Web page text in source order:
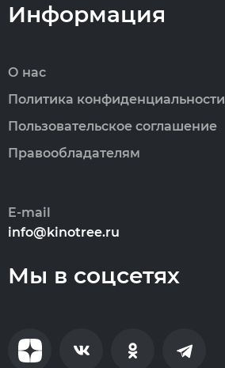
Информация
О нас
Политика конфиденциальности
Пользовательское соглашение
Правообладателям
E-mail
info@kinotree.ru
Мы в соцсетях